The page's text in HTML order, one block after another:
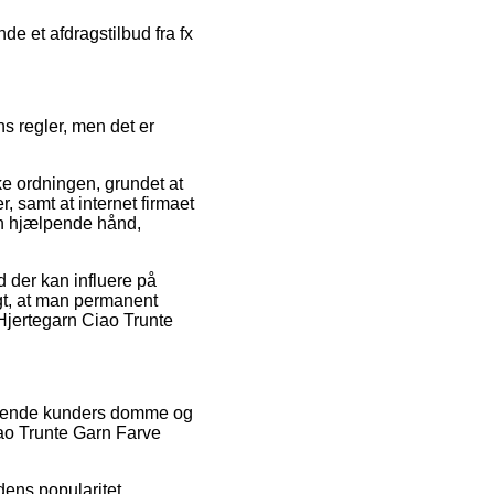
et afdragstilbud fra fx
regler, men det er
ordningen, grundet at
samt at internet firmaet
hjælpende hånd,
der kan influere på
at man permanent
Ciao Trunte
kunders domme og
Trunte Garn Farve
popularitet.